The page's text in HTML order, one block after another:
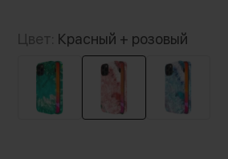
Цвет: Красный + розовый